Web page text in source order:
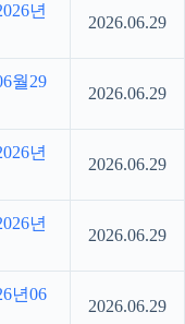
년
2026.06.29
월29
2026.06.29
년
2026.06.29
년
2026.06.29
년06
2026.06.29